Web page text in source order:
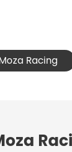
Racing